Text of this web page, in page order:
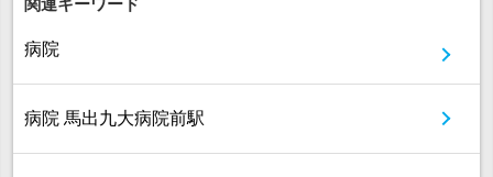
関連キーワード
病院
病院 馬出九大病院前駅